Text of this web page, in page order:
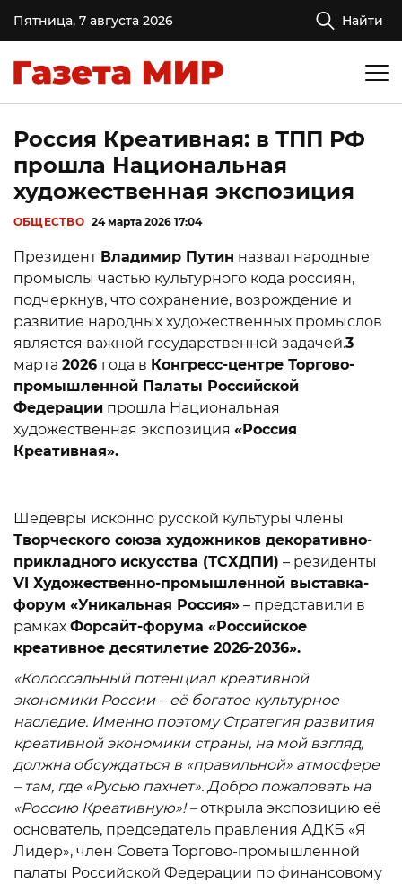
Пятница, 7 августа 2026 Найти
Россия Креативная: в ТПП РФ
прошла Национальная
художественная экспозиция
ОБЩЕСТВО 24 марта 2026 17:04
Президент Владимир Путин назвал народные
промыслы частью культурного кода россиян,
подчеркнув, что сохранение, возрождение и
развитие народных художественных промыслов
является важной государственной задачей.3
марта 2026 года в Конгресс-центре Торгово-
промышленной Палаты Российской
Федерации прошла Национальная
художественная экспозиция «Россия
Креативная».
Шедевры исконно русской культуры члены
Творческого союза художников декоративно-
прикладного искусства (ТСХДПИ) – резиденты
VI Художественно-промышленной выставка-
форум «Уникальная Россия» – представили в
рамках Форсайт-форума «Российское
креативное десятилетие 2026-2036».
«Колоссальный потенциал креативной
экономики России – её богатое культурное
наследие. Именно поэтому Стратегия развития
креативной экономики страны, на мой взгляд,
должна обсуждаться в «правильной» атмосфере
– там, где «Русью пахнет». Добро пожаловать на
«Россию Креативную»! –открыла экспозицию её
основатель, председатель правления АДКБ «Я
Лидер», член Совета Торгово-промышленной
палаты Российской Федерации по финансовому